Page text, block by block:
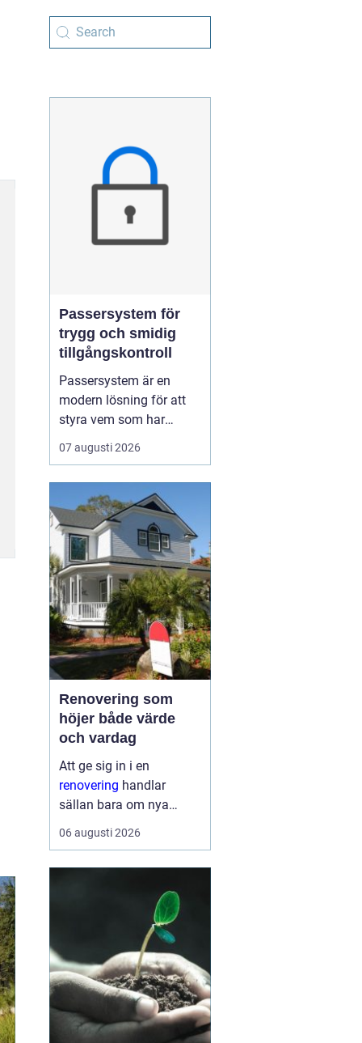
Passersystem för
trygg och smidig
tillgångskontroll
Passersystem är en
modern lösning för att
styra vem som har
tillträde till en byggnad
eller ett utrymme, och
möjligt. Genom att
ersätta traditionella
nycklar med digitala
nyckelbärare som kort,
brickor eller koder får
fastighe...
07 augusti 2026
Renovering som
höjer både värde
och vardag
Att ge sig in i en
renovering handlar
sällan bara om nya
ytskikt. För många
handlar det om att
tryggare och håller
länge. En genomtänkt
renovering kan sänka
energik...
06 augusti 2026